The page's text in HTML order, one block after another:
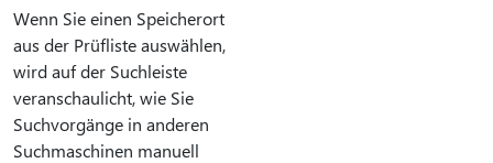
Wenn Sie einen Speicherort
aus der Prüfliste auswählen,
wird auf der Suchleiste
veranschaulicht, wie Sie
Suchvorgänge in anderen
Suchmaschinen manuell